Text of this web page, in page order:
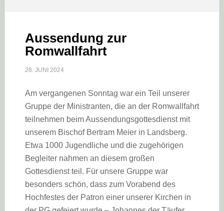
Aussendung zur
Romwallfahrt
28. JUNI 2024
Am vergangenen Sonntag war ein Teil unserer
Gruppe der Ministranten, die an der Romwallfahrt
teilnehmen beim Aussendungsgottesdienst mit
unserem Bischof Bertram Meier in Landsberg.
Etwa 1000 Jugendliche und die zugehörigen
Begleiter nahmen an diesem großen
Gottesdienst teil. Für unsere Gruppe war
besonders schön, dass zum Vorabend des
Hochfestes der Patron einer unserer Kirchen in